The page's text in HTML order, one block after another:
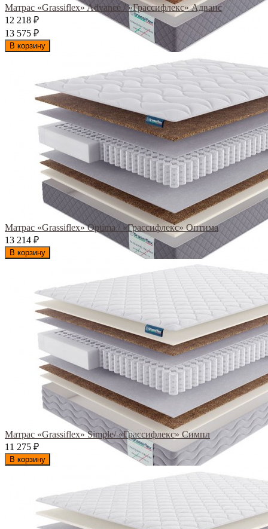
Матрас «Grassiflex» Advance / «Грассифлекс» Адванс
12 218 ₽
13 575 ₽
В корзину
Матрас «Grassiflex» Optima / «Грассифлекс» Оптима
13 214 ₽
В корзину
Матрас «Grassiflex» Simple/ «Грассифлекс» Симпл
11 275 ₽
В корзину